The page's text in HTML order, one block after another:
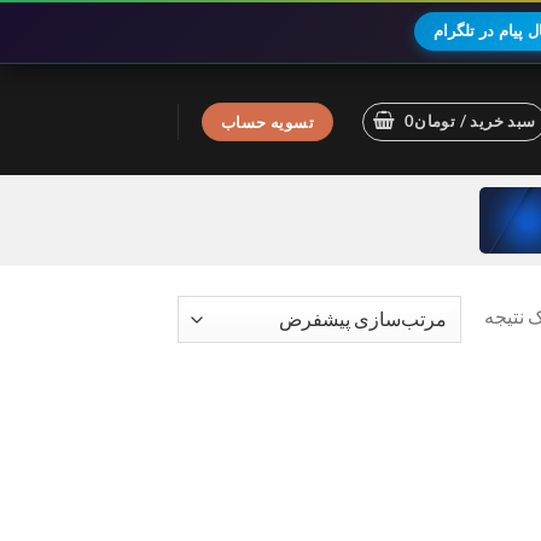
پیام در تلگرام
سبد خرید / تومان0 تسویه حساب
نتیجه